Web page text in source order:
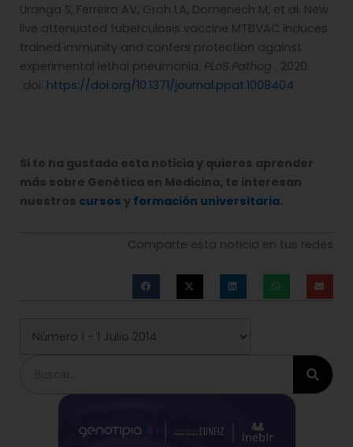
Uranga S, Ferreira AV, Groh LA, Domenech M, et al. New
live attenuated tuberculosis vaccine MTBVAC induces
trained immunity and confers protection against
experimental lethal pneumonia. PLoS Pathog . 2020.
doi: https://doi.org/10.1371/journal.ppat.1008404
Si te ha gustado esta noticia y quieres aprender
más sobre Genética en Medicina, te interesan
nuestros cursos y formación universitaria.
Comparte esta noticia en tus redes